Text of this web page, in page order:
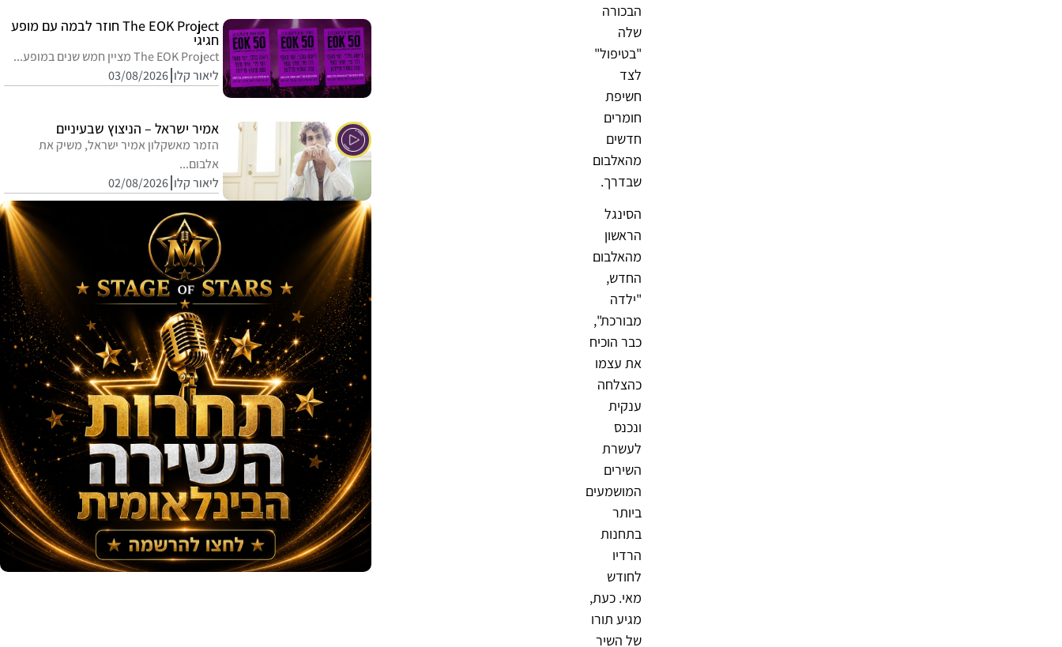
הבכורה
שלה
"בטיפול"
לצד
חשיפת
חומרים
חדשים
מהאלבום
שבדרך.
הסינגל
הראשון
מהאלבום
החדש,
"ילדה
מבורכת",
כבר הוכיח
את עצמו
כהצלחה
ענקית
ונכנס
לעשרת
השירים
המושמעים
ביותר
בתחנות
הרדיו
לחודש
מאי. כעת,
מגיע תורו
של השיר
The EOK Project חוזר לבמה עם מופע
חגיגי
The EOK Project מציין חמש שנים במופע...
ליאור קלו 03/08/2026
אמיר ישראל – הניצוץ שבעיניים
הזמר מאשקלון אמיר ישראל, משיק את
אלבום...
ליאור קלו 02/08/2026